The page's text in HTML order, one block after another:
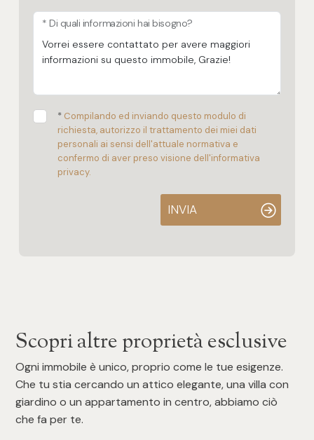
* Di quali informazioni hai bisogno?
* Compilando ed inviando questo modulo di
richiesta, autorizzo il trattamento dei miei dati
personali ai sensi dell'attuale normativa e
confermo di aver preso visione dell'informativa
privacy.
INVIA
Scopri altre proprietà esclusive
Ogni immobile è unico, proprio come le tue esigenze.
Che tu stia cercando un attico elegante, una villa con
giardino o un appartamento in centro, abbiamo ciò
che fa per te.